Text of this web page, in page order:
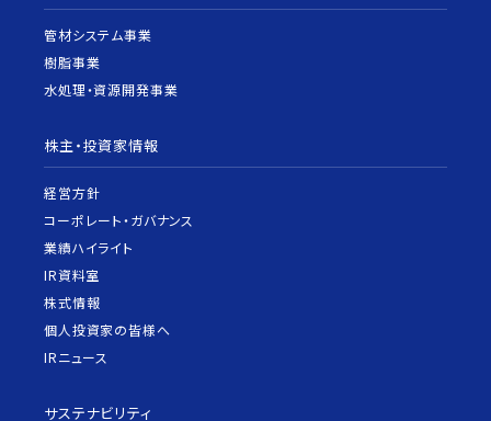
管材システム事業
樹脂事業
水処理・資源開発事業
株主・投資家情報
経営方針
コーポレート・ガバナンス
業績ハイライト
IR資料室
株式情報
個人投資家の皆様へ
IRニュース
サステナビリティ